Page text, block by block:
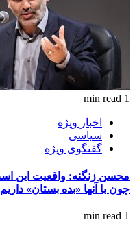
1 min read
اخبار ویژه
سیاسی
گفتگوی ویژه
محسن زنگنه: واقعیت این
چون با آنها «بده بستان»
1 min read